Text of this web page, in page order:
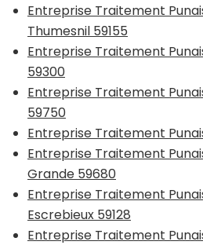
Entreprise Traitement
Thumesnil 59155
Entreprise Traitement
59300
Entreprise Traitement
59750
Entreprise Traitement
Entreprise Traitement
Grande 59680
Entreprise Traitement
Escrebieux 59128
Entreprise Traitement